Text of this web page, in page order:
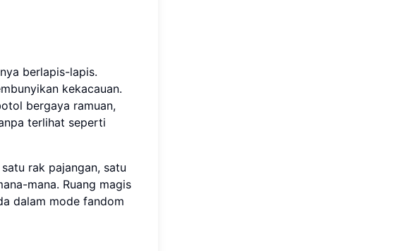
berlapis-lapis.
kekacauan.
bergaya ramuan,
terlihat seperti
rak pajangan, satu
mana. Ruang magis
dalam mode fandom